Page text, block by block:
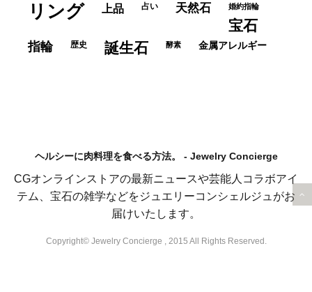
リング 上品 占い 天然石 婚約指輪
宝石
指輪 歴史 誕生石 酵素 金属アレルギー
ヘルシーに肉料理を食べる方法。 - Jewelry Concierge
CGオンラインストアの最新ニュースや芸能人コラボアイ
テム、宝石の雑学などをジュエリーコンシェルジュがお
届けいたします。
Copyright© Jewelry Concierge , 2015 All Rights Reserved.